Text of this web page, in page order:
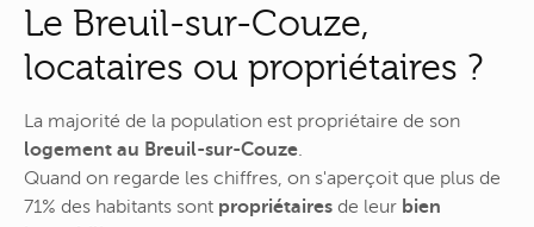
Le Breuil-sur-Couze,
locataires ou propriétaires ?
La majorité de la population est propriétaire de son
logement au Breuil-sur-Couze.
Quand on regarde les chiffres, on s'aperçoit que plus de
71% des habitants sont propriétaires de leur bien